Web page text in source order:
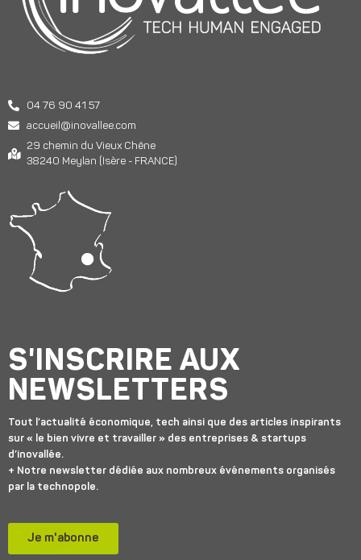
04 76 90 41 57
accueil@inovallee.com
29 chemin du Vieux Chêne
38240 Meylan (Isère - FRANCE)
S'INSCRIRE AUX
NEWSLETTERS
Tout l’actualité économique, tech ainsi que des articles inspirants
sur « le bien vivre et travailler » des entreprises & startups
d’inovallée.
+ Notre newsletter dédiée aux nombreux événements organisés
par la technopole.
Je m'abonne